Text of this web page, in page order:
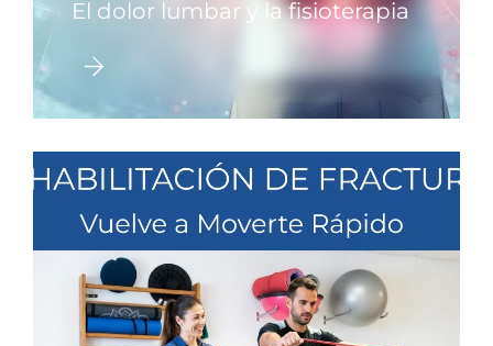
El dolor lumbar y la fisioterapia